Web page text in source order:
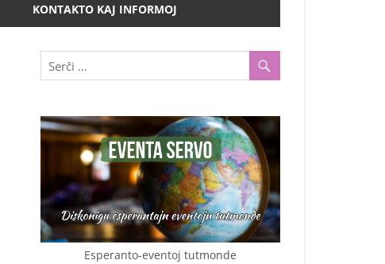
KONTAKTO KAJ INFORMOJ
Esperanto-eventoj tutmonde